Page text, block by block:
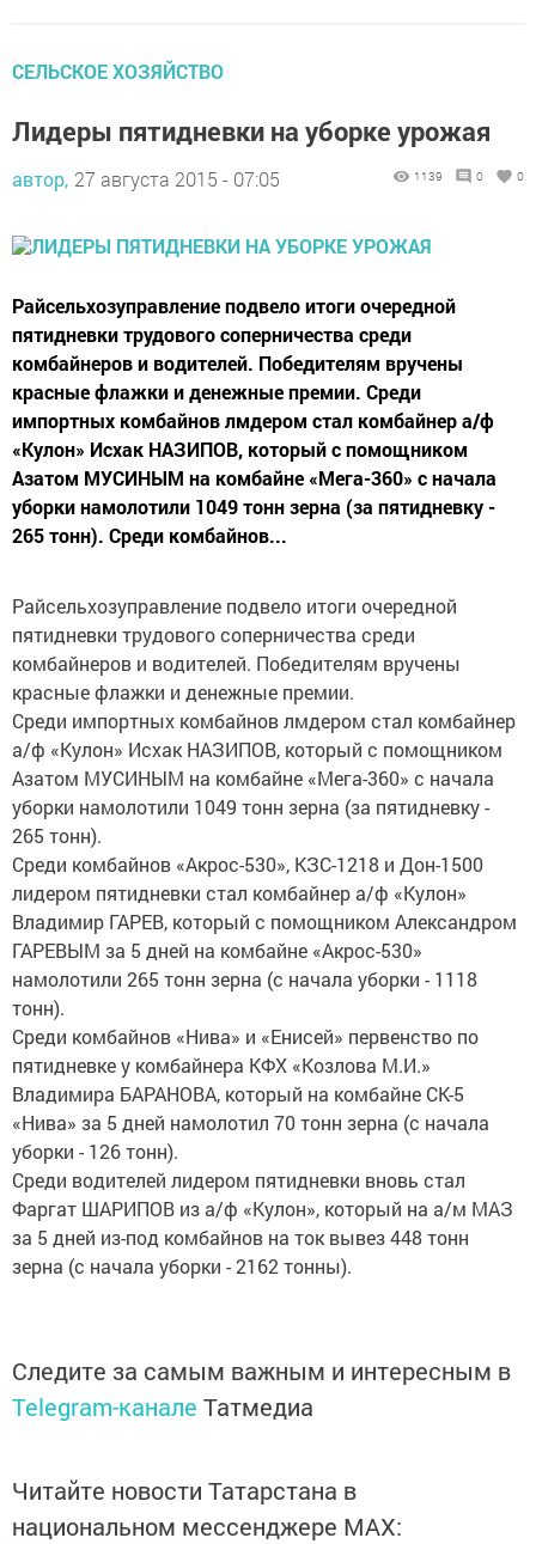
СЕЛЬСКОЕ ХОЗЯЙСТВО
Лидеры пятидневки на уборке урожая
автор, 27 августа 2015 - 07:05 1139 0 0
Райсельхозуправление подвело итоги очередной
пятидневки трудового соперничества среди
комбайнеров и водителей. Победителям вручены
красные флажки и денежные премии. Среди
импортных комбайнов лмдером стал комбайнер а/ф
«Кулон» Исхак НАЗИПОВ, который с помощником
Азатом МУСИНЫМ на комбайне «Мега-360» с начала
уборки намолотили 1049 тонн зерна (за пятидневку -
265 тонн). Среди комбайнов...
Райсельхозуправление подвело итоги очередной
пятидневки трудового соперничества среди
комбайнеров и водителей. Победителям вручены
красные флажки и денежные премии.
Среди импортных комбайнов лмдером стал комбайнер
а/ф «Кулон» Исхак НАЗИПОВ, который с помощником
Азатом МУСИНЫМ на комбайне «Мега-360» с начала
уборки намолотили 1049 тонн зерна (за пятидневку -
265 тонн).
Среди комбайнов «Акрос-530», КЗС-1218 и Дон-1500
лидером пятидневки стал комбайнер а/ф «Кулон»
Владимир ГАРЕВ, который с помощником Александром
ГАРЕВЫМ за 5 дней на комбайне «Акрос-530»
намолотили 265 тонн зерна (с начала уборки - 1118
тонн).
Среди комбайнов «Нива» и «Енисей» первенство по
пятидневке у комбайнера КФХ «Козлова М.И.»
Владимира БАРАНОВА, который на комбайне СК-5
«Нива» за 5 дней намолотил 70 тонн зерна (с начала
уборки - 126 тонн).
Среди водителей лидером пятидневки вновь стал
Фаргат ШАРИПОВ из а/ф «Кулон», который на а/м МАЗ
за 5 дней из-под комбайнов на ток вывез 448 тонн
зерна (с начала уборки - 2162 тонны).
Следите за самым важным и интересным в
Telegram-канале Татмедиа
Читайте новости Татарстана в
национальном мессенджере MАХ: